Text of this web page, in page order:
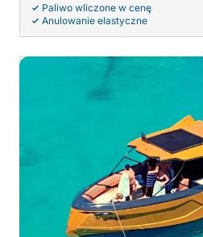
Paliwo wliczone w cenę
Anulowanie elastyczne